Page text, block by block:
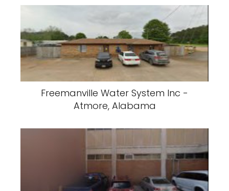
Freemanville Water System Inc -
Atmore, Alabama